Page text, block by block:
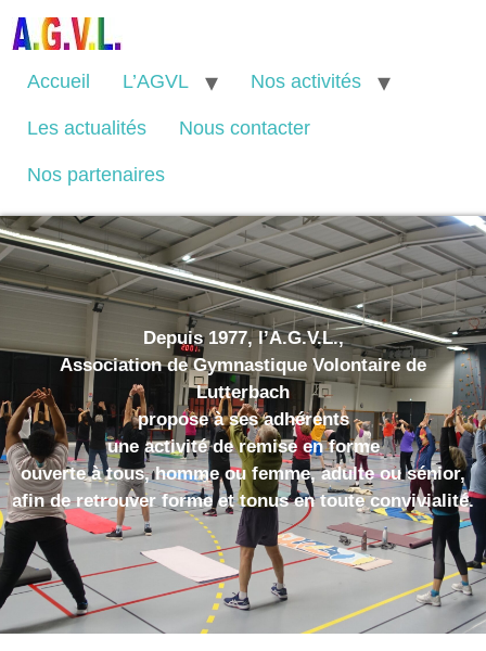
Accueil L’AGVL Nos activités
Les actualités Nous contacter
Nos partenaires
Depuis 1977, l’A.G.V.L.,
Association de Gymnastique Volontaire de
Lutterbach
propose à ses adhérents
une activité de remise en forme
ouverte à tous, homme ou femme, adulte ou sénior,
afin de retrouver forme et tonus en toute convivialité.